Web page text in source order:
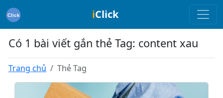
iClick
Có 1 bài viết gắn thẻ Tag: content xau
Trang chủ Thẻ Tag